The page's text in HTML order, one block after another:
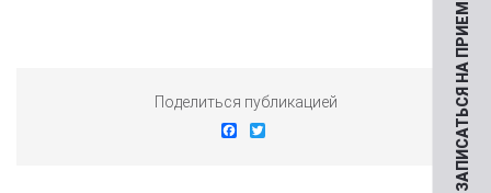
ЗАПИСАТЬСЯ НА ПРИЕМ
Поделиться публикацией